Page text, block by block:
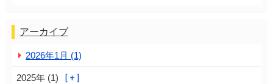
アーカイブ
2026年1月 (1)
2025年 (1)